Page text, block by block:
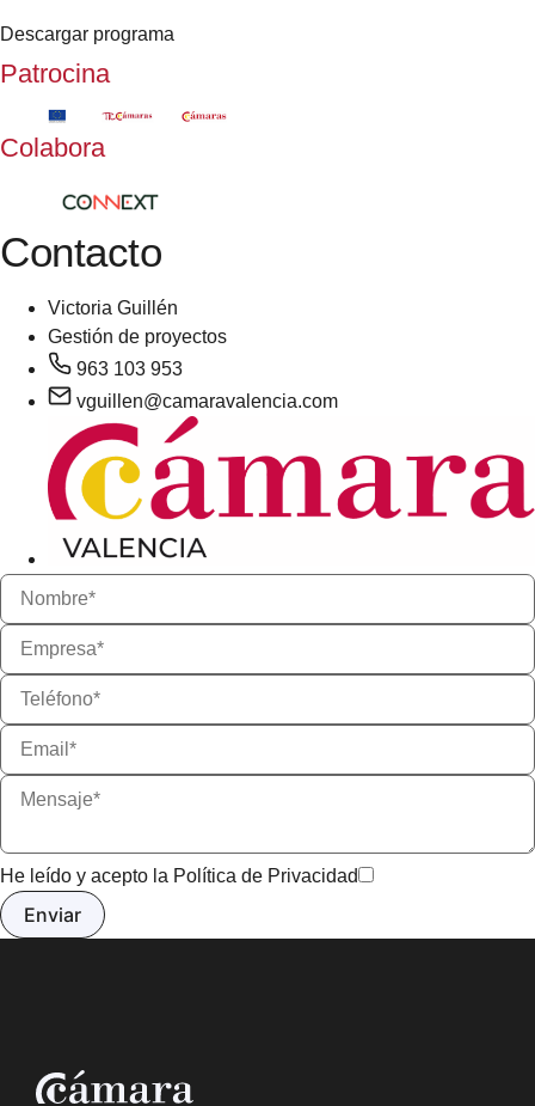
Descargar programa
Patrocina
Colabora
Contacto
Victoria Guillén
Gestión de proyectos
963 103 953
vguillen@camaravalencia.com
He leído y acepto la Política de Privacidad